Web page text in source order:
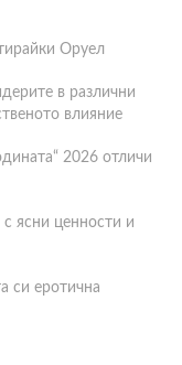
Оруел
в различни
влияние
2026 отличи
ясни ценности и
си еротична